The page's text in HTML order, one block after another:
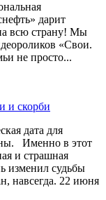
дарит
всю страну! Мы
«Свои.
не просто...
и скорби
дата для
Именно в этот
и страшная
изменил судьбы
навсегда. 22 июня